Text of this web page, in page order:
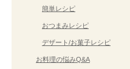
簡単レシピ
おつまみレシピ
デザート/お菓子レシピ
お料理の悩みQ&A